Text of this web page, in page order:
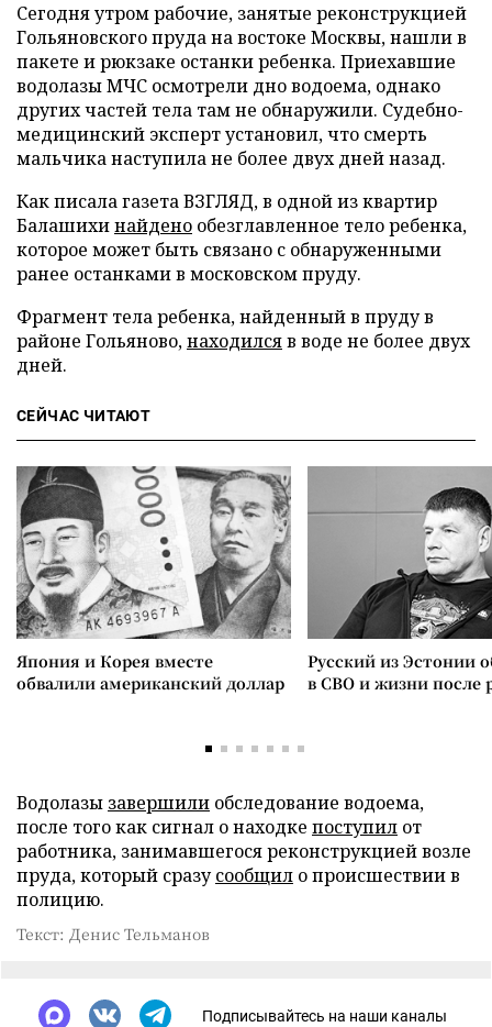
Сегодня утром рабочие, занятые реконструкцией
Гольяновского пруда на востоке Москвы, нашли в
пакете и рюкзаке останки ребенка. Приехавшие
водолазы МЧС осмотрели дно водоема, однако
других частей тела там не обнаружили. Судебно-
медицинский эксперт установил, что смерть
мальчика наступила не более двух дней назад.
Как писала газета ВЗГЛЯД, в одной из квартир
Балашихинайдено обезглавленное тело ребенка,
которое может быть связано с обнаруженными
ранее останками в московском пруду.
Фрагмент тела ребенка, найденный в пруду в
районе Гольяново,находилсяв воде не более двух
дней.
СЕЙЧАС ЧИТАЮТ
Япония и Корея вместе
обвалили американский доллар
Русский из Эстонии
в СВО и жизни после
Водолазы завершили обследование водоема,
после того как сигнал о находке поступил от
работника, занимавшегося реконструкцией возле
пруда, который сразусообщил о происшествии в
полицию.
Текст: Денис Тельманов
Подписывайтесь на наши каналы